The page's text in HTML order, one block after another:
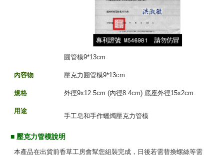
圓管模9*13cm
內容物 壓克力圓管模9*13cm
規格 外徑9x12.5cm (內徑8.4cm) 底座外徑15x2cm
用途
手工皂和手作蠟燭壓克力管模
■ 壓克力管模說明
本產品在出貨前香草工房會幫您組裝完成，日後若需替換螺絲等需